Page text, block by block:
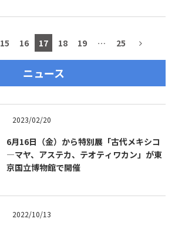
15 16 17 18 19 … 25
ニュース
2023/02/20
6月16日（金）から特別展「古代メキシコ
―マヤ、アステカ、テオティワカン」が東
京国立博物館で開催
2022/10/13